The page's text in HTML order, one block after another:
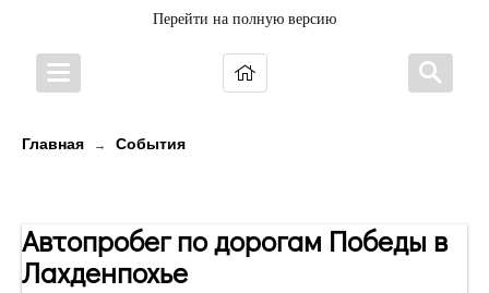
Перейти на полную версию
Главная → События
Автопробег по дорогам Победы в
Лахденпохье